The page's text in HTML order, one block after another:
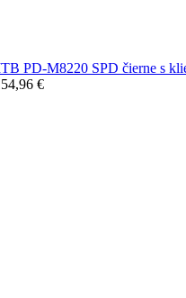
PD-M8220 SPD čierne s
€